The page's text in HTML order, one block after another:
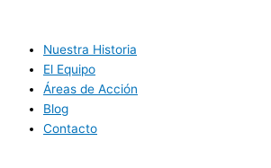
contenidoNuestra Historia
El Equipo
Áreas de Acción
Blog
Contacto